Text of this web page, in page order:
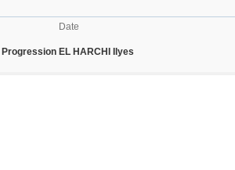
Date
Progression EL HARCHI Ilyes